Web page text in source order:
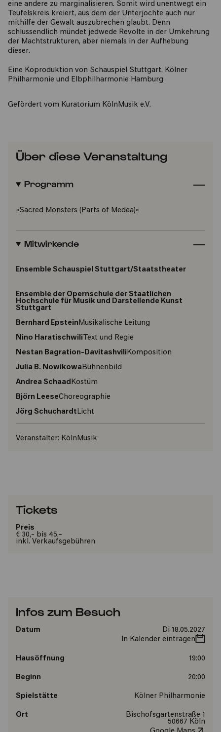
eine andere zu marginalisieren. Somit wird unentwegt ein
Teufelskreis kreiert, aus dem der Unterjochte auch nur
mithilfe der Gewalt auszubrechen glaubt. Denn
schlussendlich mündet jedwede Revolte in der Umkehrung
der Machtstrukturen, aber niemals in der Aufhebung
dieser.
Eine Koproduktion von Schauspiel Stuttgart, Kölner
Philharmonie und Elbphilharmonie Hamburg
​Gefördert vom Kuratorium KölnMusik e.V.
Über diese Veranstaltung
Programm
»Sacred Monsters (Parts of Medea)«
Mitwirkende
Ensemble Schauspiel Stuttgart/Staatstheater
Ensemble der Opernschule der Staatlichen
Hochschule für Musik und Darstellende Kunst
Stuttgart
Bernhard EpsteinMusikalische Leitung
Nino Haratischwili Text und Regie
Nestan Bagration-DavitashviliKomposition
Julia B. NowikowaBühnenbild
Andrea SchaadKostüm
Björn LeeseChoreographie
Jörg SchuchardtLicht
Veranstalter: KölnMusik
Tickets
Preis
€ 30,- bis 45,-
inkl. Verkaufsgebühren
Infos zum Besuch
Datum
Di 18.05.2027
In Kalender eintragen
Hausöffnung 19:00
Beginn 20:00
Spielstätte Kölner Philharmonie
Ort
Bischofsgartenstraße 1
50667 Köln